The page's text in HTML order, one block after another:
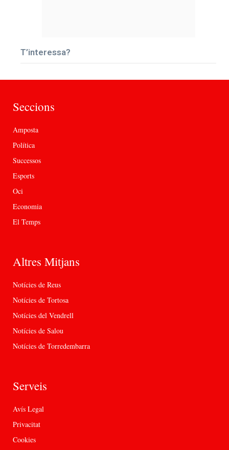
T’interessa?
Seccions
Amposta
Política
Successos
Esports
Oci
Economia
El Temps
Altres Mitjans
Notícies de Reus
Notícies de Tortosa
Notícies del Vendrell
Notícies de Salou
Notícies de Torredembarra
Serveis
Avís Legal
Privacitat
Cookies